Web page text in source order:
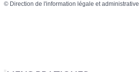
© Direction de l'information légale et administrative